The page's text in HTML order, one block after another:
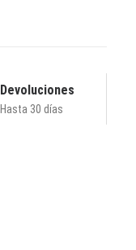
Devoluciones
Hasta 30 días